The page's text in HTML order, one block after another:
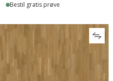
Bestil gratis prøve